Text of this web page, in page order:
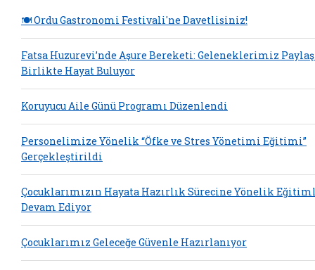
🍽️ Ordu Gastronomi Festivali'ne Davetlisiniz!
Fatsa Huzurevi’nde Aşure Bereketi: Geleneklerimiz
Birlikte Hayat Buluyor
Koruyucu Aile Günü Programı Düzenlendi
Personelimize Yönelik “Öfke ve Stres Yönetimi Eğitimi”
Gerçekleştirildi
Çocuklarımızın Hayata Hazırlık Sürecine Yönelik
Devam Ediyor
Çocuklarımız Geleceğe Güvenle Hazırlanıyor